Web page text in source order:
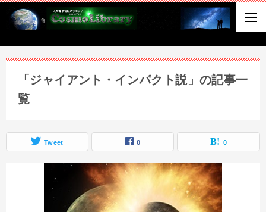
「ジャイアント・インパクト説」の記事一
覧
Tweet 0 0